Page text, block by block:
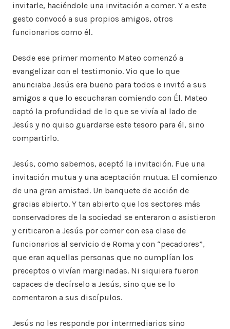
invitarle, haciéndole una invitación a comer. Y a este
gesto convocó a sus propios amigos, otros
funcionarios como él.
Desde ese primer momento Mateo comenzó a
evangelizar con el testimonio. Vio que lo que
anunciaba Jesús era bueno para todos e invitó a sus
amigos a que lo escucharan comiendo con Él. Mateo
captó la profundidad de lo que se vivía al lado de
Jesús y no quiso guardarse este tesoro para él, sino
compartirlo.
Jesús, como sabemos, aceptó la invitación. Fue una
invitación mutua y una aceptación mutua. El comienzo
de una gran amistad. Un banquete de acción de
gracias abierto. Y tan abierto que los sectores más
conservadores de la sociedad se enteraron o asistieron
y criticaron a Jesús por comer con esa clase de
funcionarios al servicio de Roma y con “pecadores”,
que eran aquellas personas que no cumplían los
preceptos o vivían marginadas. Ni siquiera fueron
capaces de decírselo a Jesús, sino que se lo
comentaron a sus discípulos.
Jesús no les responde por intermediarios sino